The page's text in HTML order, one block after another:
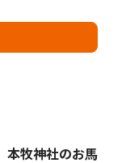
牧神社のお馬